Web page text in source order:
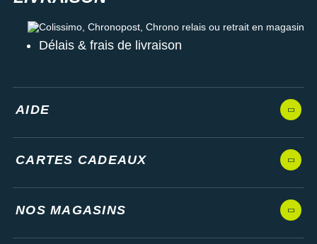
Colissimo, Chronopost, Chrono relais ou retrait en magasin
Délais & frais de livraison
AIDE
CARTES CADEAUX
NOS MAGASINS